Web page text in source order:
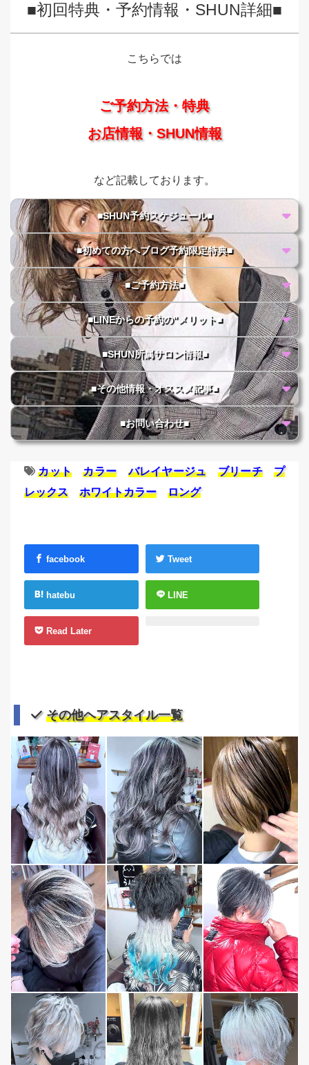
■初回特典・予約情報・SHUN詳細■
こちらでは
ご予約方法・特典
お店情報・SHUN情報
など記載しております。
■SHUN予約スケジュール■
■初めての方へブログ予約限定特典■
■ご予約方法■
■LINEからの予約の"メリット■
■SHUN所属サロン情報■
■その他情報・オススメ記事■
■お問い合わせ■
カット カラー バレイヤージュ ブリーチ
プ
レックス
ホワイトカラー ロング
facebook Tweet
hatebu LINE
Read Later
その他ヘアスタイル一覧